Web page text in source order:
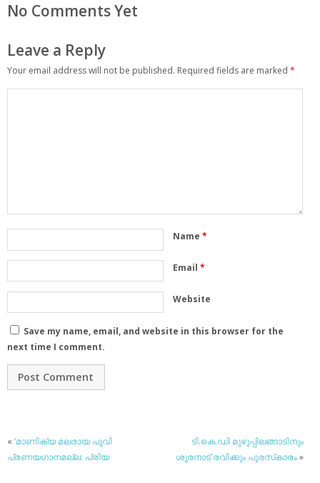
No Comments Yet
Leave a Reply
Your email address will not be published. Required fields are marked *
Name *
Email *
Website
Save my name, email, and website in this browser for the
next time I comment.
« ‘മാണിക്യ മലരായ പൂവി
പ്രണയഗാനമല്ല: പ്രിയ
ടി.കെ.ഡി മുഴുപ്പിലങ്ങാടിനും
ശൂരനാട് രവിക്കും പുരസ്‌കാരം»